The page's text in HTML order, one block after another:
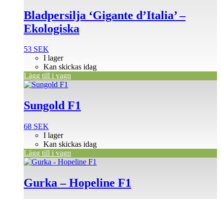
Bladpersilja ‘Gigante d’Italia’ –
Ekologiska
53 SEK
I lager
Kan skickas idag
Lägg till i vagn
Sungold F1
68 SEK
I lager
Kan skickas idag
Lägg till i vagn
Gurka – Hopeline F1